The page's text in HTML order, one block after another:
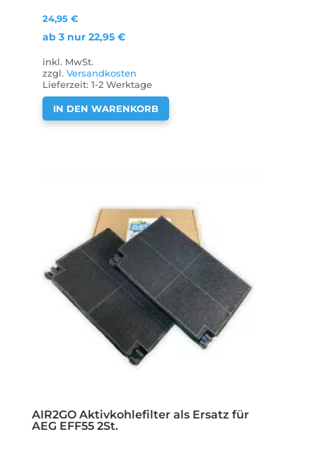
24,95 €
ab 3 nur 22,95 €
inkl. MwSt.
zzgl. Versandkosten
Lieferzeit: 1-2 Werktage
IN DEN WARENKORB
AIR2GO Aktivkohlefilter als Ersatz für
AEG EFF55 2St.